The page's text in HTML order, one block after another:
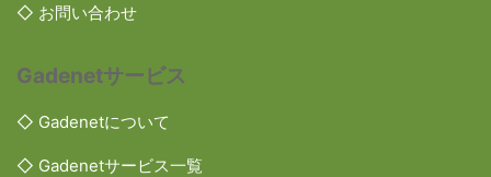
◇ お問い合わせ
Gadenetサービス
◇ Gadenetについて
◇ Gadenetサービス一覧